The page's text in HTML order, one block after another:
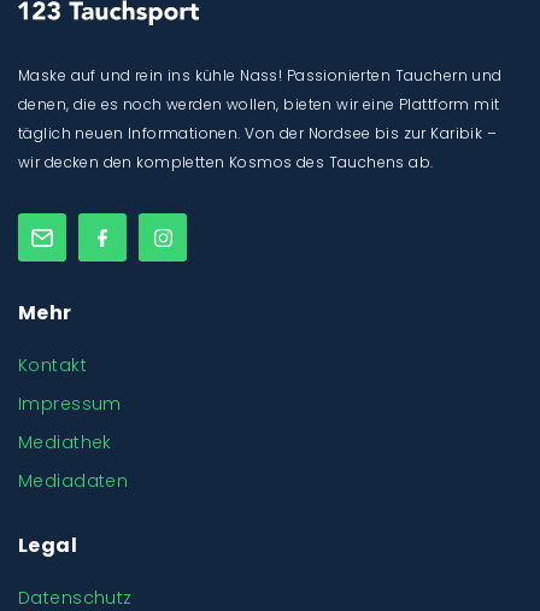
Maske auf und rein ins kühle Nass! Passionierten Tauchern und
denen, die es noch werden wollen, bieten wir eine Plattform mit
täglich neuen Informationen. Von der Nordsee bis zur Karibik –
wir decken den kompletten Kosmos des Tauchens ab.
Mehr
Kontakt
Impressum
Mediathek
Mediadaten
Legal
Datenschutz